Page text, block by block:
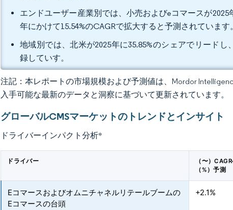
エンドユーザー産業別では、小売およびeコマースが
年にかけて15.54%のCAGRで拡大すると予測されています
地域別では、北米が2025年に35.85%のシェアでリード
録していす。
注記：本レポートの市場規模および予測値は、Mordor
入手可能な最新のデータと洞察に基づいて更新されています。
グローバルCMSマーケットのトレンドとインサイト
ドライバーインパクト分析*
ドライバー
（〜）
（%）予測
Eコマースおよびオムニチャネルリテールブームの
Eコマースの台頭
+2.1%